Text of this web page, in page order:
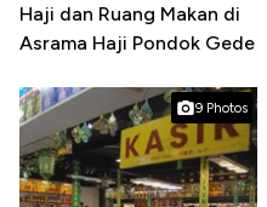
Haji dan Ruang Makan di
Asrama Haji Pondok Gede
9 Photos